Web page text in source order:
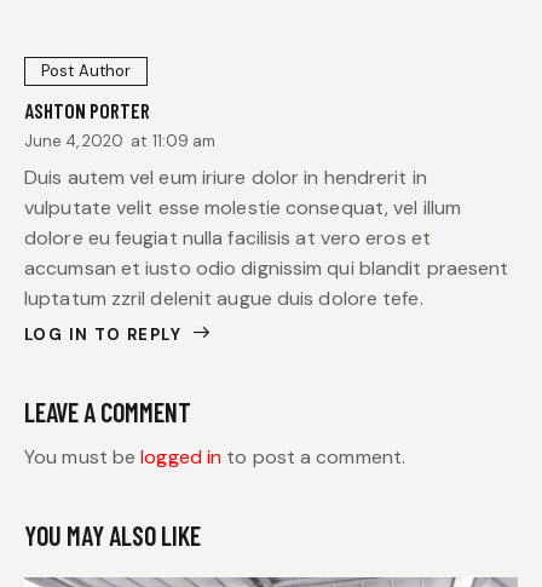
Post Author
ASHTON PORTER
June 4, 2020 at 11:09 am
Duis autem vel eum iriure dolor in hendrerit in
vulputate velit esse molestie consequat, vel illum
dolore eu feugiat nulla facilisis at vero eros et
accumsan et iusto odio dignissim qui blandit praesent
luptatum zzril delenit augue duis dolore tefe.
LOG IN TO REPLY
LEAVE A COMMENT
You must belogged in to post a comment.
YOU MAY ALSO LIKE